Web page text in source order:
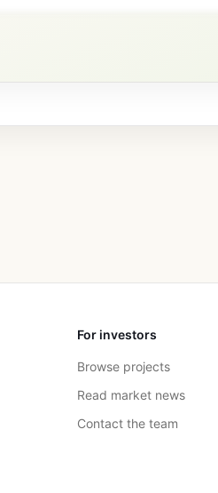
For investors
Browse projects
Read market news
Contact the team